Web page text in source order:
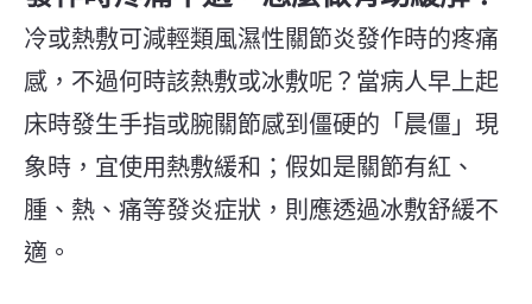
冷或熱敷可減輕類風濕性關節炎發作時的疼痛
感，不過何時該熱敷或冰敷呢？當病人早上起
床時發生手指或腕關節感到僵硬的「晨僵」現
象時，宜使用熱敷緩和；假如是關節有紅、
腫、熱、痛等發炎症狀，則應透過冰敷舒緩不
適。